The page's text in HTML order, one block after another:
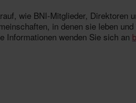
wie BNI-Mitglieder, Direktoren
in denen sie leben
Informationen wenden Sie sich an